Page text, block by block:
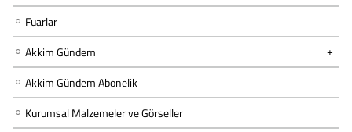
Fuarlar
Akkim Gündem
Akkim Gündem Abonelik
Kurumsal Malzemeler ve Görseller